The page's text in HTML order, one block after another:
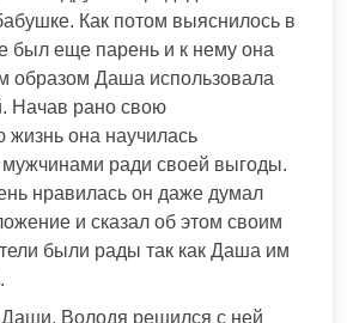
Как потом выяснилось в
был еще парень и к нему она
образом Даша использовала
Начав рано свою
жизнь она научилась
ради своей выгоды.
нравилась он даже думал
и сказал об этом своим
были рады так как Даша им
Володя решился с ней